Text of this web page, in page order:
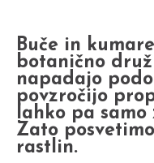
Buče in
botanično
napadajo
povzročijo
lahko pa
Zato
rastlin.